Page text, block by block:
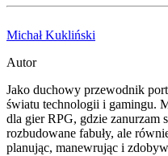
Michał Kukliński
Autor
Jako duchowy przewodnik
światu technologii i gamingu.
dla gier RPG, gdzie zanurzam
rozbudowane fabuły, ale
planując, manewrując i